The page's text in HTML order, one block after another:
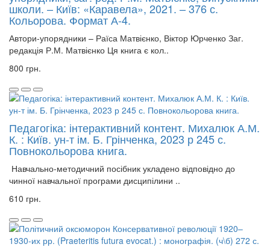
школи. – Київ: «Каравела», 2021. – 376 с.
Кольорова. Формат А-4.
Автори-упорядники – Раїса Матвієнко, Віктор Юрченко Заг.
редакція Р.М. Матвієнко Ця книга є кол..
800 грн.
Педагогіка: інтерактивний контент. Михалюк А.М.
К. : Київ. ун-т ім. Б. Грінченка, 2023 р 245 с.
Повнокольорова книга.
Навчально-методичний посібник укладено відповідно до
чинної навчальної програми дисципілини ..
610 грн.